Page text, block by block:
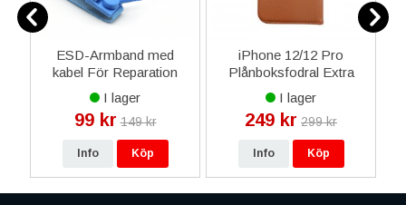
ESD-Armband med
kabel För Reparation
I lager
99 kr 149 kr
Info Köp
iPhone 12/12 Pro
Plånboksfodral Extra
Kortfack - Gyllenbrun
I lager
249 kr 299 kr
Info Köp